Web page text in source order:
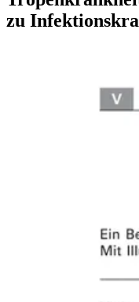
zu